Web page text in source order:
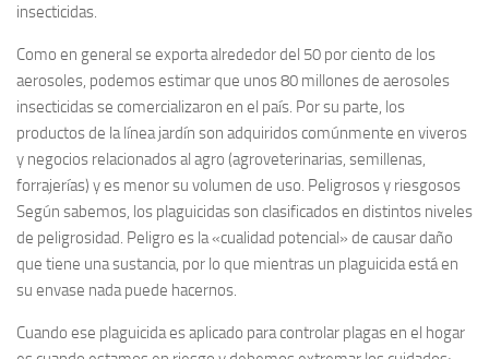
insecticidas.
Como en general se exporta alrededor del 50 por ciento de los
aerosoles, podemos estimar que unos 80 millones de aerosoles
insecticidas se comercializaron en el país. Por su parte, los
productos de la línea jardín son adquiridos comúnmente en viveros
y negocios relacionados al agro (agroveterinarias, semillenas,
forrajerías) y es menor su volumen de uso. Peligrosos y riesgosos
Según sabemos, los plaguicidas son clasificados en distintos niveles
de peligrosidad. Peligro es la «cualidad potencial» de causar daño
que tiene una sustancia, por lo que mientras un plaguicida está en
su envase nada puede hacernos.
Cuando ese plaguicida es aplicado para controlar plagas en el hogar